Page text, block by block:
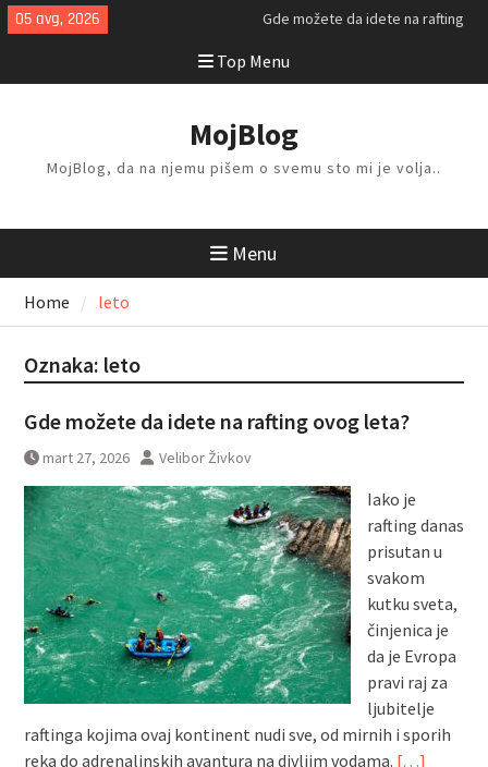
Skip
to
05 avg, 2026
Gde možete da idete na rafting
Kako da isplanirate savršen letnji
odmor?
stvari kod kuće?
Top Menu
MojBlog
MojBlog, da na njemu pišem o svemu sto mi je volja..
Menu
Home leto
Oznaka: leto
Gde možete da idete na rafting ovog leta?
mart 27, 2026 Velibor Živkov
Iako je
rafting danas
prisutan u
svakom
kutku sveta,
činjenica je
da je Evropa
pravi raj za
ljubitelje
raftinga kojima ovaj kontinent nudi sve, od mirnih i sporih
reka do adrenalinskih avantura na divljim vodama. […]